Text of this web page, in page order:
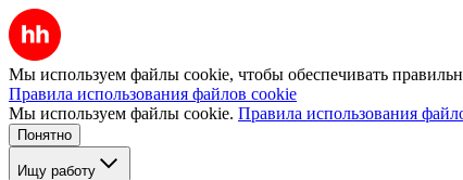
Мы используем файлы cookie, чтобы обеспечивать
Правила использования файлов cookie
Мы используем файлы cookie. Правила использования
Понятно
Ищу работу